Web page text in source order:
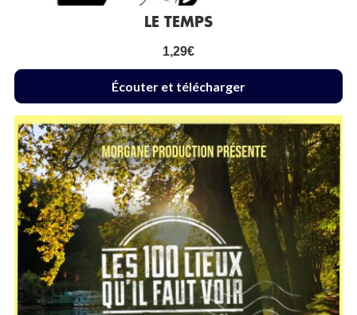
LE TEMPS
1,29€
Écouter et télécharger